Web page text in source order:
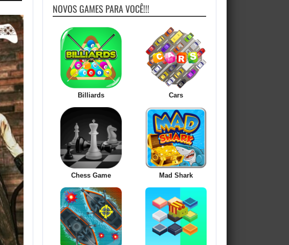
NOVOS GAMES PARA VOCÊ!!!
Billiards Cars
Chess Game Mad Shark